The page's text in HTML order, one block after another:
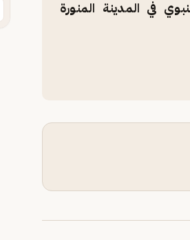
في المدينة المنورة